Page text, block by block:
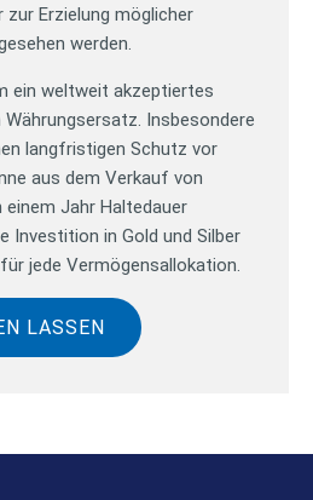
zur Erzielung möglicher
werden.
ein weltweit akzeptiertes
Insbesondere
langfristigen Schutz vor
aus dem Verkauf von
einem Jahr Haltedauer
Investition in Gold und Silber
jede Vermögensallokation.
LASSEN